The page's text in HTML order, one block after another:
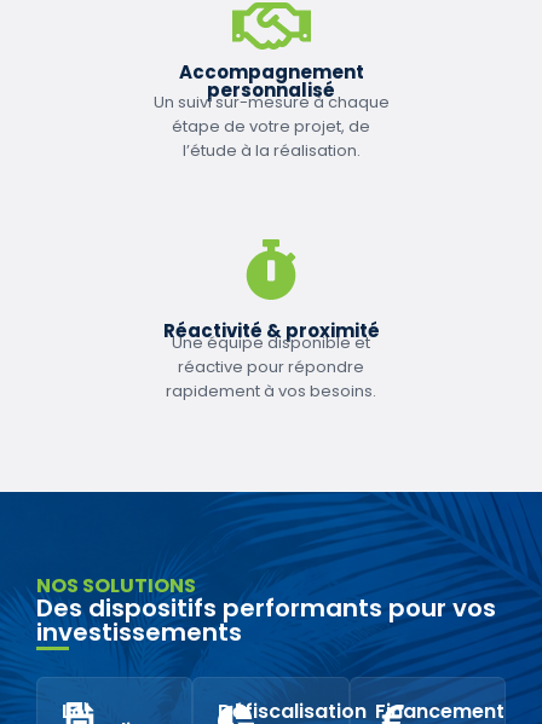
Accompagnement
personnalisé
Un suivi sur-mesure à chaque
étape de votre projet, de
l’étude à la réalisation.
Réactivité & proximité
Une équipe disponible et
réactive pour répondre
rapidement à vos besoins.
NOS SOLUTIONS
Des dispositifs performants pour vos
investissements
Loi Défiscalisation Financement